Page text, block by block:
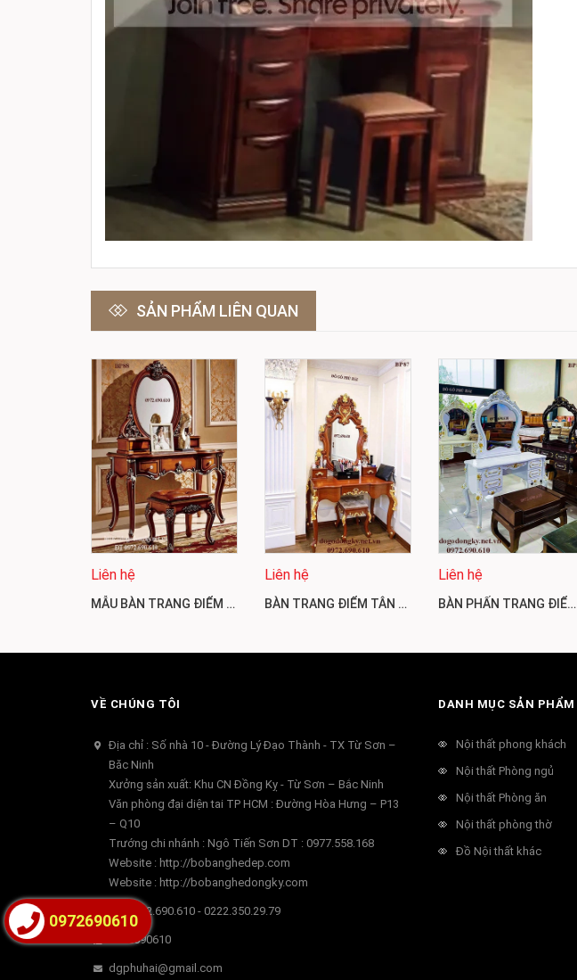
SẢN PHẨM LIÊN QUAN
Liên hệ
MẪU BÀN TRANG ĐIỂM CHÂU ÂU SIÊU SANG ĐẸP KINH ĐIỂN BP88
Liên hệ
BÀN TRANG ĐIỂM TÂN CỔ ĐIỂN RẺ - ĐẸP, SANG TRỌNG, QUÍ PHÁI BP87
Liên hệ
BÀN PHẤN TRANG ĐIỂM TÂN CỔ ĐIỂN | NỘI THẤT PHÚ HẢI BP86
VỀ CHÚNG TÔI
Địa chỉ : Số nhà 10 - Đường Lý Đạo Thành - TX Từ Sơn –
Băc Ninh
Xưởng sản xuất: Khu CN Đồng Kỵ - Từ Sơn – Bắc Ninh
Văn phòng đại diện tai TP HCM : Đường Hòa Hưng – P13
– Q10
Trướng chi nhánh : Ngô Tiến Sơn DT : 0977.558.168
Website : http://bobanghedep.com
Website : http://bobanghedongky.com
DT 0972.690.610 - 0222.350.29.79
0972690610
dgphuhai@gmail.com
DANH MỤC SẢN PHẨM
Nội thất phong khách
Nội thất Phòng ngủ
Nội thất Phòng ăn
Nội thất phòng thờ
Đồ Nội thất khác
0972690610